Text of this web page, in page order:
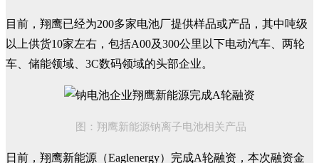
目前，翔鹰已经为200多家电池厂提供样品或产品，其中吨级
以上供货10家左右，包括A00及300公里以下电动汽车、两轮
车、储能领域、3C数码领域的头部企业。
图：翔鹰新能源钠离子电池相关产品
日前，翔鹰新能源（Eaglenergy）完成A轮融资，本次融资金